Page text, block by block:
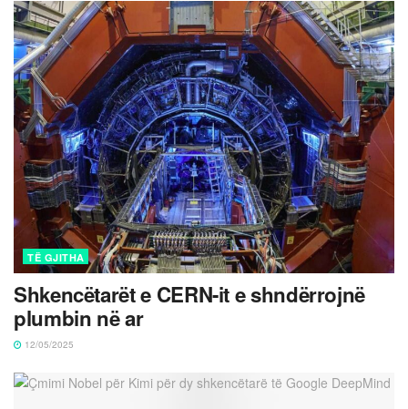
TË GJITHA
Shkencëtarët e CERN-it e shndërrojnë
plumbin në ar
12/05/2025